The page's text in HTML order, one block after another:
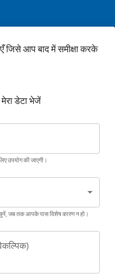
जिसे आप बाद में समीक्षा करके
डेटा भेजें
उपयोग की जाएगी।
जब तक आपके पास विशेष कारण न हो।